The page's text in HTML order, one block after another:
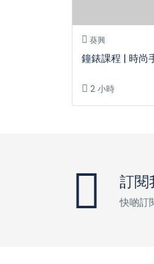
葵興
鐘錶課程 | 時尚
2 小時
訂閱
快啲訂